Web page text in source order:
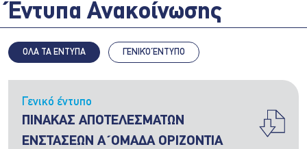
Έντυπα Ανακοίνωσης
ΟΛΑ ΤΑ ΕΝΤΥΠΑ ΓΕΝΙΚΌ ΈΝΤΥΠΟ
Γενικό έντυπο
ΠΙΝΑΚΑΣ ΑΠΟΤΕΛΕΣΜΑΤΩΝ
ΕΝΣΤΑΣΕΩΝ Α΄ΟΜΑΔΑ ΟΡΙΖΟΝΤΙΑ